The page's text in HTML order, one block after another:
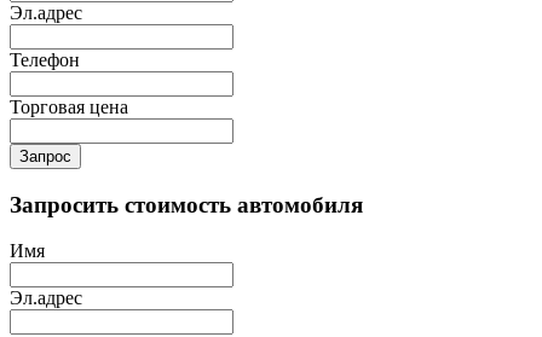
Эл.адрес
Телефон
Торговая цена
Запрос
Запросить стоимость автомобиля
Имя
Эл.адрес